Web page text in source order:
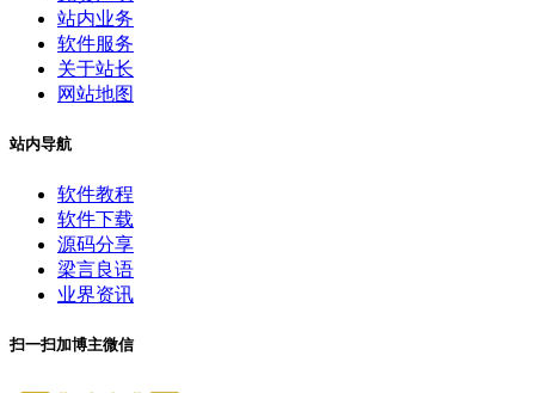
站内业务
软件服务
关于站长
网站地图
站内导航
软件教程
软件下载
源码分享
梁言良语
业界资讯
扫一扫加博主微信